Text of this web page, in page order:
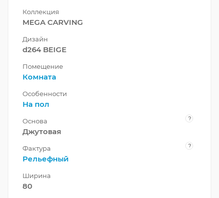
Коллекция
MEGA CARVING
Дизайн
d264 BEIGE
Помещение
Комната
Особенности
На пол
Основа ?
Джутовая
Фактура ?
Рельефный
Ширина
80